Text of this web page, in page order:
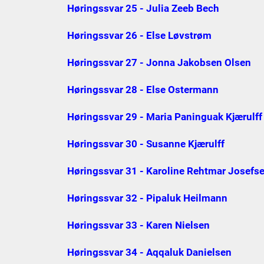
Høringssvar 25 - Julia Zeeb Bech
Høringssvar 26 - Else Løvstrøm
Høringssvar 27 - Jonna Jakobsen Olsen
Høringssvar 28 - Else Ostermann
Høringssvar 29 - Maria Paninguak Kjærulff
Høringssvar 30 - Susanne Kjærulff
Høringssvar 31 - Karoline Rehtmar
Høringssvar 32 - Pipaluk Heilmann
Høringssvar 33 - Karen Nielsen
Høringssvar 34 - Aqqaluk Danielsen